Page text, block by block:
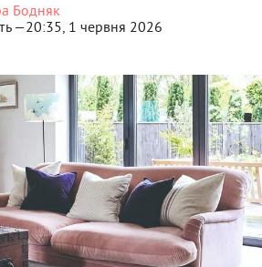
Бодняк
—20:35, 1 червня 2026